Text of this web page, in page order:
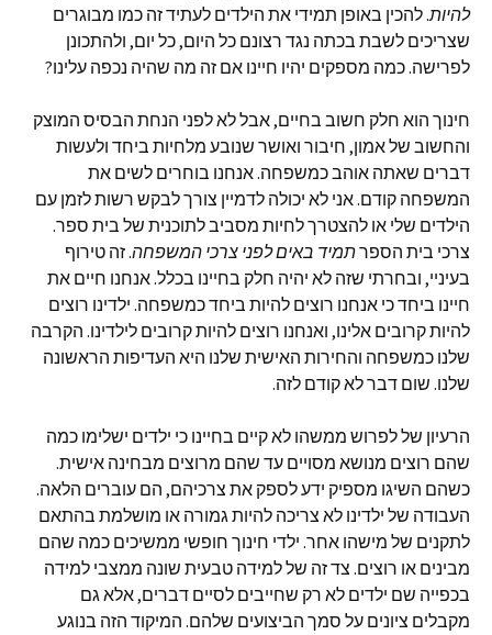
להיות. להכין באופן תמידי את הילדים לעתיד זה כמו מבוגרים
שצריכים לשבת בכתה נגד רצונם כל היום, כל יום, ולהתכונן
לפרישה. כמה מספקים יהיו חיינו אם זה מה שהיה נכפה עלינו?
חינוך הוא חלק חשוב בחיים, אבל לא לפני הנחת הבסיס המוצק
והחשוב של אמון, חיבור ואושר שנובע מלחיות ביחד ולעשות
דברים שאתה אוהב כמשפחה. אנחנו בוחרים לשים את
המשפחה קודם. אני לא יכולה לדמיין צורך לבקש רשות לזמן עם
הילדים שלי או להצטרך לחיות מסביב לתוכנית של בית ספר.
צרכי בית הספרתמיד באים לפני צרכי המשפחה. זה טירוף
בעיניי, ובחרתי שזה לא יהיה חלק בחיינו בכלל. אנחנו חיים את
חיינו ביחד כי אנחנו רוצים להיות ביחד כמשפחה. ילדינו רוצים
להיות קרובים אלינו, ואנחנו רוצים להיות קרובים לילדינו. הקרבה
שלנו כמשפחה והחירות האישית שלנו היא העדיפות הראשונה
שלנו. שום דבר לא קודם לזה.
הרעיון של לפרוש ממשהו לא קיים בחיינו כי ילדים ישלימו כמה
שהם רוצים מנושא מסויים עד שהם מרוצים מבחינה אישית.
כשהם השיגו מספיק ידע לספק את צרכיהם, הם עוברים הלאה.
העבודה של ילדינו לא צריכה להיות גמורה או מושלמת בהתאם
לתקנים של מישהו אחר. ילדי חינוך חופשי ממשיכים כמה שהם
מבינים או רוצים. צד זה של למידה טבעית שונה ממצבי למידה
בכפייה שם ילדים לא רק שחייבים לסיים דברים, אלא גם
מקבלים ציונים על סמך הביצועים שלהם. המיקוד הזה בנוגע